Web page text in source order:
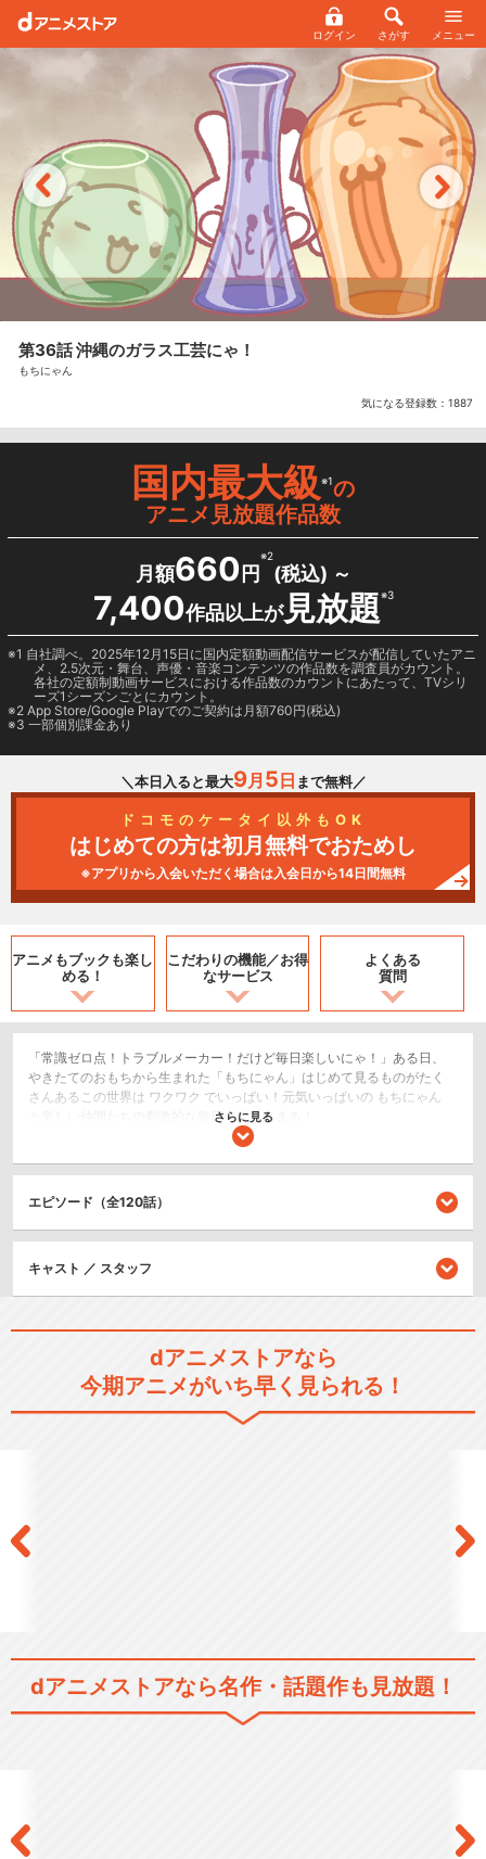
ログイン さがす メニュー
第36話 沖縄のガラス工芸にゃ！
もちにゃん
気になる登録数： 1887
国内最大級※1の
アニメ見放題作品数
月額660 円
※2
(税込) ～
7,400作品以上が見放題※3
1 自社調べ。2025年12月15日に国内定額動画配信サービスが配信していたアニ
メ、2.5次元・舞台、声優・音楽コンテンツの作品数を調査員がカウント。
各社の定額制動画サービスにおける作品数のカウントにあたって、TVシリ
ーズ1シーズンごとにカウント。
2 App Store/Google Playでのご契約は月額760円(税込)
3 一部個別課金あり
＼本日入ると最大9月 5 日 まで無料／
ドコモのケータイ以外もOK
はじめての方は初月無料でおためし
※アプリから入会いただく場合は入会日から14日間無料
アニメもブックも楽し
める！
こだわりの機能／お得
なサービス
よくある
質問
「常識ゼロ点！トラブルメーカー！だけど毎日楽しいにゃ！」ある日、
やきたてのおもちから生まれた「もちにゃん」はじめて見るものがたく
さんあるこの世界は ワクワク でいっぱい！元気いっぱいの もちにゃん
と楽しい仲間たちの刺激的な毎日が今はじまる！
ショート
さらに見る
エピソード（全120話）
キャスト ／ スタッフ
dアニメストアなら
今期アニメがいち早く見られる！
dアニメストアなら名作・話題作も見放題！